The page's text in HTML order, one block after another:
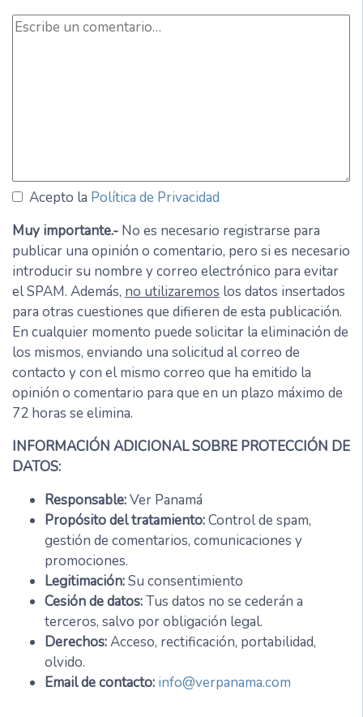
Acepto la Política de Privacidad
Muy importante.- No es necesario registrarse para
publicar una opinión o comentario, pero si es necesario
introducir su nombre y correo electrónico para evitar
el SPAM. Además, no utilizaremos los datos insertados
para otras cuestiones que difieren de esta publicación.
En cualquier momento puede solicitar la eliminación de
los mismos, enviando una solicitud al correo de
contacto y con el mismo correo que ha emitido la
opinión o comentario para que en un plazo máximo de
72 horas se elimina.
INFORMACIÓN ADICIONAL SOBRE PROTECCIÓN DE
DATOS:
Responsable:Ver Panamá
Propósito del tratamiento:Control de spam,
gestión de comentarios, comunicaciones y
promociones.
Legitimación:Su consentimiento
Cesión de datos:Tus datos no se cederán a
terceros, salvo por obligación legal.
Derechos:Acceso, rectificación, portabilidad,
olvido.
Email de contacto: info@verpanama.com